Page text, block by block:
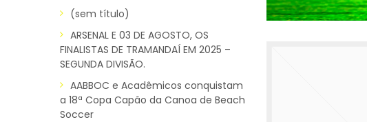
(sem título)
ARSENAL E 03 DE AGOSTO, OS
FINALISTAS DE TRAMANDAÍ EM 2025 –
SEGUNDA DIVISÃO.
AABBOC e Acadêmicos conquistam
a 18ª Copa Capão da Canoa de Beach
Soccer